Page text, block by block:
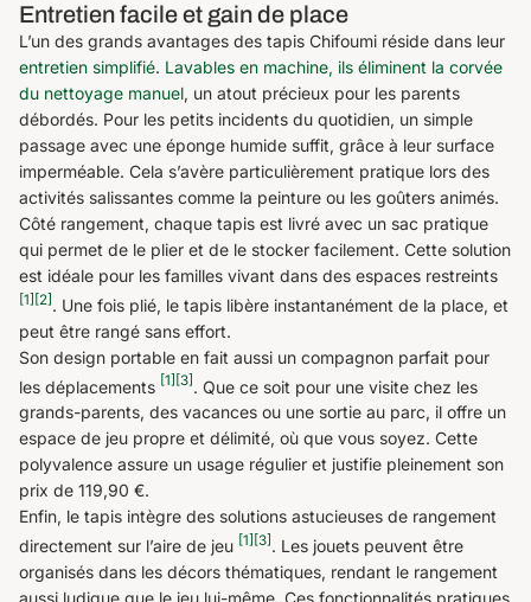
Entretien facile et gain de place
L’un des grands avantages des tapis Chifoumi réside dans leur
entretien simplifié. Lavables en machine, ils éliminent la corvée
du nettoyage manuel, un atout précieux pour les parents
débordés. Pour les petits incidents du quotidien, un simple
passage avec une éponge humide suffit, grâce à leur surface
imperméable. Cela s’avère particulièrement pratique lors des
activités salissantes comme la peinture ou les goûters animés.
Côté rangement, chaque tapis est livré avec un sac pratique
qui permet de le plier et de le stocker facilement. Cette solution
est idéale pour les familles vivant dans des espaces restreints
[1] [2] . Une fois plié, le tapis libère instantanément de la place, et
peut être rangé sans effort.
Son design portable en fait aussi un compagnon parfait pour
les déplacements [1] [3]
. Que ce soit pour une visite chez les
grands-parents, des vacances ou une sortie au parc, il offre un
espace de jeu propre et délimité, où que vous soyez. Cette
polyvalence assure un usage régulier et justifie pleinement son
prix de 119,90 €.
Enfin, le tapis intègre des solutions astucieuses de rangement
directement sur l’aire de jeu [1] [3] . Les jouets peuvent être
organisés dans les décors thématiques, rendant le rangement
aussi ludique que le jeu lui-même. Ces fonctionnalités pratiques